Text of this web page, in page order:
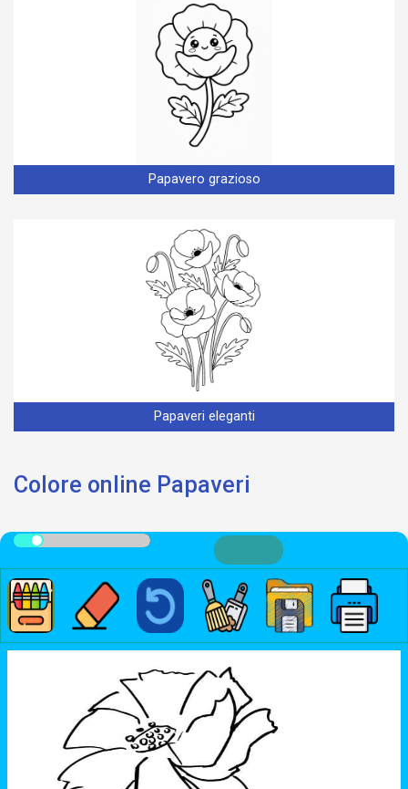
Papavero grazioso
Papaveri eleganti
Colore online Papaveri